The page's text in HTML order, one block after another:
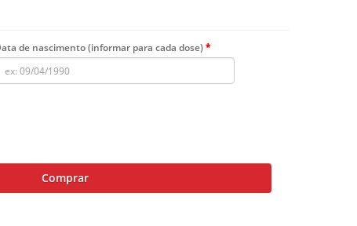
de nascimento (informar para cada dose)
Comprar